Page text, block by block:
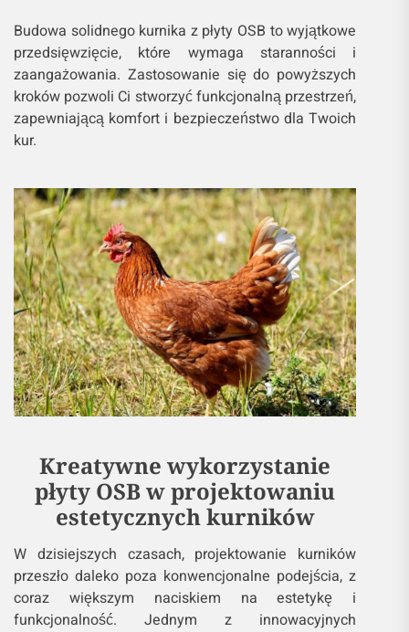
Budowa solidnego kurnika z płyty OSB to wyjątkowe
przedsięwzięcie, które wymaga staranności i
zaangażowania. Zastosowanie się do powyższych
kroków pozwoli Ci stworzyć funkcjonalną przestrzeń,
zapewniającą komfort i bezpieczeństwo dla Twoich
kur.
Kreatywne wykorzystanie
płyty OSB w projektowaniu
estetycznych kurników
W dzisiejszych czasach, projektowanie kurników
przeszło daleko poza konwencjonalne podejścia, z
coraz większym naciskiem na estetykę i
funkcjonalność. Jednym z innowacyjnych